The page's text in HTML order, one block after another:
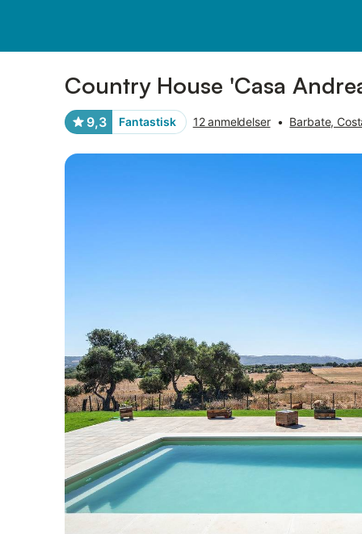
Country House 'Casa
9,3 Fantastisk 12 anmeldelser • Barbate,